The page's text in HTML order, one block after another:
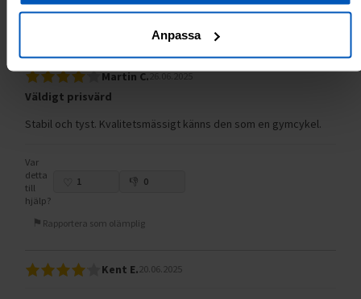
Anpassa
hjälp?
Martin C.26.06.2025
Väldigt prisvärd
Stabil och tyst. Kvalitetsmässigt känns den som en gymcykel.
Var
detta
till
hjälp?
1 0
Rapportera som olämplig
Kent E.20.06.2025